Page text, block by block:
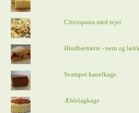
Citronpasta med rejer
Hindbærtærte - nem og
Svampet kanelkage
Æblelagkage